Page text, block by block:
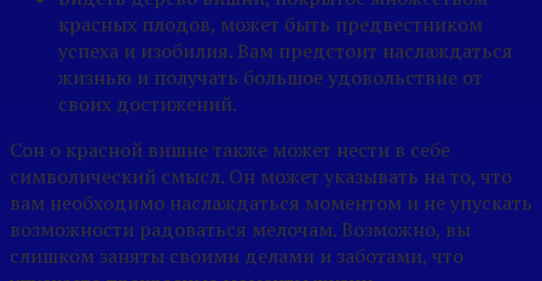
красных плодов, может быть предвестником
успеха и изобилия. Вам предстоит наслаждаться
жизнью и получать большое удовольствие от
своих достижений.
Сон о красной вишне также может нести в себе
символический смысл. Он может указывать на то, что
вам необходимо наслаждаться моментом и не упускать
возможности радоваться мелочам. Возможно, вы
слишком заняты своими делами и заботами, что